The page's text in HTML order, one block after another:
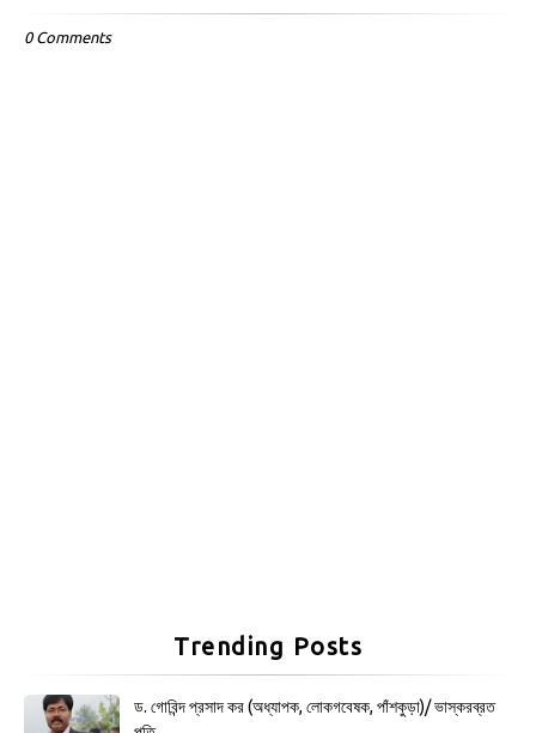
0 Comments
Trending Posts
ড. গোবিন্দ প্রসাদ কর (অধ্যাপক, লোকগবেষক, পাঁশকুড়া)/ ভাস্করব্রত